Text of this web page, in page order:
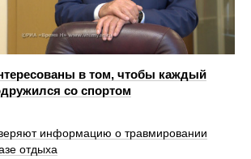
в том, чтобы каждый
со спортом
информацию о травмировании
отдыха